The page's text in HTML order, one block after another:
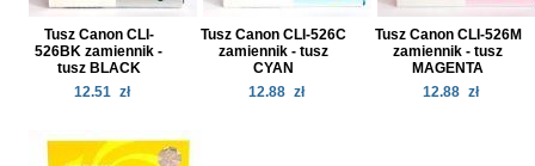
Tusz Canon CLI-
526BK zamiennik -
tusz BLACK
12.51 zł
Tusz Canon CLI-526C
zamiennik - tusz
CYAN
12.88 zł
Tusz Canon CLI-526M
zamiennik - tusz
MAGENTA
12.88 zł